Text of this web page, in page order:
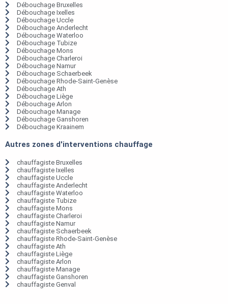
Débouchage Bruxelles
Débouchage Ixelles
Débouchage Uccle
Débouchage Anderlecht
Débouchage Waterloo
Débouchage Tubize
Débouchage Mons
Débouchage Charleroi
Débouchage Namur
Débouchage Schaerbeek
Débouchage Rhode-Saint-Genèse
Débouchage Ath
Débouchage Liège
Débouchage Arlon
Débouchage Manage
Débouchage Ganshoren
Débouchage Kraainem
Autres zones d'interventions chauffage
chauffagiste Bruxelles
chauffagiste Ixelles
chauffagiste Uccle
chauffagiste Anderlecht
chauffagiste Waterloo
chauffagiste Tubize
chauffagiste Mons
chauffagiste Charleroi
chauffagiste Namur
chauffagiste Schaerbeek
chauffagiste Rhode-Saint-Genèse
chauffagiste Ath
chauffagiste Liège
chauffagiste Arlon
chauffagiste Manage
chauffagiste Ganshoren
chauffagiste Genval